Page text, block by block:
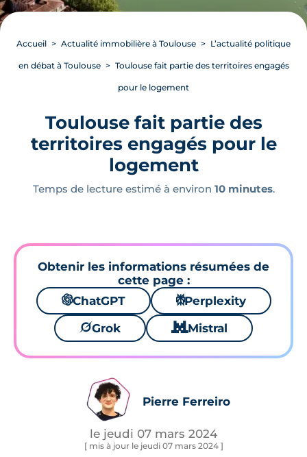
Accueil Actualité immobilière à Toulouse L’actualité politique
en débat à Toulouse Toulouse fait partie des territoires engagés
pour le logement
Toulouse fait partie des
territoires engagés pour le
logement
Temps de lecture estimé à environ 10 minutes.
Obtenir les informations résumées de
cette page :
🌌ChatGPT ⚙Perplexity
🪐Grok 🐱 Mistral
Pierre Ferreiro
le jeudi 07 mars 2024
[ mis à jour le jeudi 07 mars 2024 ]